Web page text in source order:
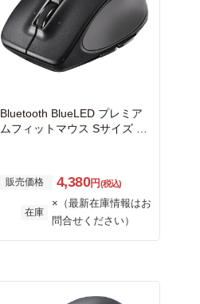
Bluetooth BlueLED プレミア
ムフィットマウス Sサイズ ブ
販売価格 4,380円(税込)
在庫
×（最新在庫情報はお
問合せください）